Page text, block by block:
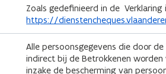
Zoals gedefinieerd in de
https://
Alle persoonsgegevens die door
indirect bij de Betrokkenen worden
inzake de bescherming van